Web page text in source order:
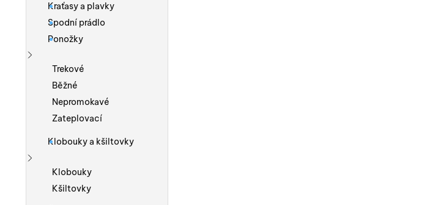
Kraťasy a plavky
Spodní prádlo
Ponožky
Zobrazit více
Trekové
Běžné
Nepromokavé
Zateplovací
Klobouky a kšiltovky
Zobrazit více
Klobouky
Kšiltovky